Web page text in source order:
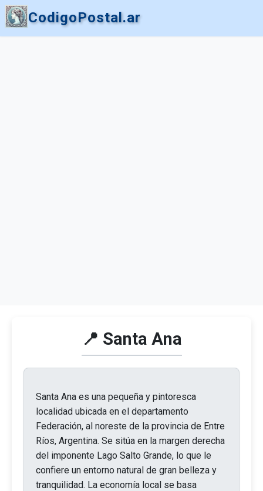
CodigoPostal.ar
📍 Santa Ana
Santa Ana es una pequeña y pintoresca
localidad ubicada en el departamento
Federación, al noreste de la provincia de Entre
Ríos, Argentina. Se sitúa en la margen derecha
del imponente Lago Salto Grande, lo que le
confiere un entorno natural de gran belleza y
tranquilidad. La economía local se basa